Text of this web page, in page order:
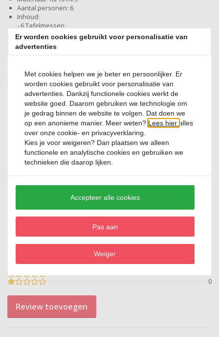
Heb je een vraag?
Neem contact met ons op
FAQ Contact
Aantal personen: 6
Inhoud:
- 6 Tafelmessen
- 6 Tafelvorken
- 6 Tafellepels
voor horeca gebruik.
Amberes bestek lijn was voorheen van het merk Yong. BonBistro heeft het
overgenomen en wordt nog steeds geproduceerd in het zelfde fabriek!
Beoordelingen
beoordelingen
0
Review toevoegen
Er worden cookies gebruikt voor personalisatie van
advertenties
Met cookies helpen we je beter en persoonlijker. Er
worden cookies gebruikt voor personalisatie van
advertenties. Dankzij functionele cookies werkt de
website goed. Daarom gebruiken we technologie om
je gedrag binnen de website te volgen. Dat doen we
op een anonieme manier. Meer weten?Lees hieralles
over onze cookie- en privacyverklaring.
Kies je voorweigeren? Dan plaatsen we alleen
functionele en analytische cookies en gebruiken we
technieken die daarop lijken.
Accepteer alle cookies
Pas aan
Weiger